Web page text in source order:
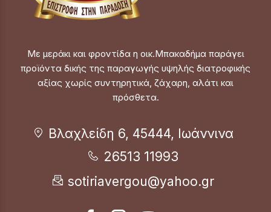
Με μεράκι και φροντίδα η οικ.Μπακαδήμα παράγει
προϊόντα δικής της παραγωγής υψηλής διατροφικής
αξίας χωρίς συντηρητικά, ζάχαρη, αλάτι και
πρόσθετα.
Βλαχλείδη 6, 45444, Ιωάννινα
26513 11993
sotiriavergou@yahoo.gr